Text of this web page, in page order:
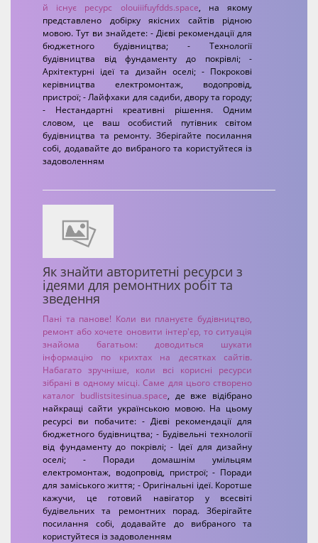
й існує ресурс olouiiifuyfdds.space, на якому
представлено добірку якісних сайтів рідною
мовою. Тут ви знайдете: - Дієві рекомендації для
бюджетного будівництва; - Технології
будівництва від фундаменту до покрівлі; -
Архітектурні ідеї та дизайн оселі; - Покрокові
керівництва електромонтаж, водопровід,
пристрої; - Лайфхаки для садиби, двору та городу;
- Нестандартні креативні рішення. Одним
словом, це ваш особистий путівник світом
будівництва та ремонту. Зберігайте посилання
собі, додавайте до вибраного та користуйтеся із
задоволенням
Як знайти авторитетні ресурси з
ідеями для ремонтних робіт та
зведення
Пані та панове! Коли ви плануєте будівництво,
ремонт або хочете оновити інтер'єр, то ситуація
знайома багатьом: доводиться шукати
інформацію по крихтах на десятках сайтів.
Набагато зручніше, коли всі корисні ресурси
зібрані в одному місці. Саме для цього створено
каталог budlistsitesinua.space, де вже відібрано
найкращі сайти українською мовою. На цьому
ресурсі ви побачите: - Дієві рекомендації для
бюджетного будівництва; - Будівельні технології
від фундаменту до покрівлі; - Ідеї для дизайну
оселі; - Поради домашнім умільцям
електромонтаж, водопровід, пристрої; - Поради
для заміського життя; - Оригінальні ідеї. Коротше
кажучи, це готовий навігатор у всесвіті
будівельних та ремонтних порад. Зберігайте
посилання собі, додавайте до вибраного та
користуйтеся із задоволенням